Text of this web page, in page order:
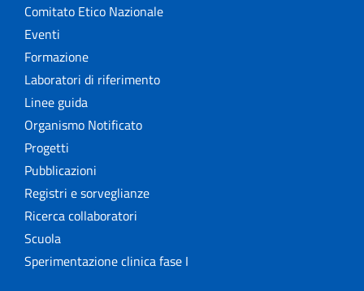
Comitato Etico Nazionale
Eventi
Formazione
Laboratori di riferimento
Linee guida
Organismo Notificato
Progetti
Pubblicazioni
Registri e sorveglianze
Ricerca collaboratori
Scuola
Sperimentazione clinica fase I